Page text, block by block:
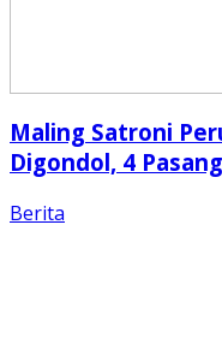
Maling Satroni
Digondol, 4
Berita